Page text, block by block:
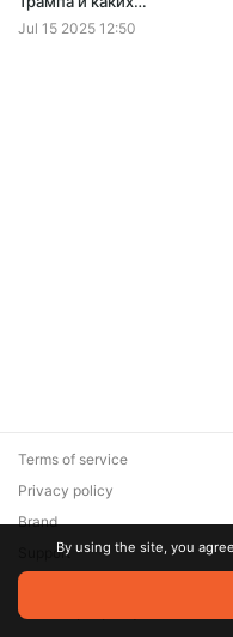
азербайджанцев
"ликвидировала" СБУ
Jul 15 2025 12:50
© 2026 Zaya Solutions
are the property of their
Terms of service
Privacy policy
Brand
SupportBy using the site, you